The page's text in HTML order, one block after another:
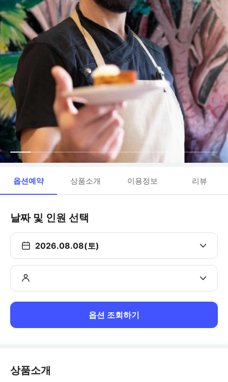
옵션예약 상품소개 이용정보 리뷰
날짜 및 인원 선택
2026.08.08(토)
옵션 조회하기
상품소개